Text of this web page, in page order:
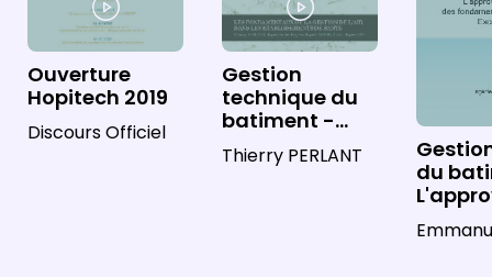
Ouverture
Hopitech 2019
Discours Officiel
Gestion
technique du
batiment -
Gestion de l'air
: des
Thierry PERLANT du